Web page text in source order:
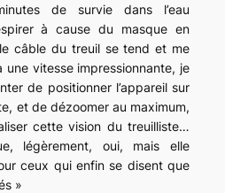
de survie dans l’eau
à cause du masque en
câble du treuil se tend et me
une vitesse impressionnante, je
de positionner l’appareil sur
et de dézoomer au maximum,
cette vision du treuilliste…
légèrement, oui, mais elle
ceux qui enfin se disent que
»